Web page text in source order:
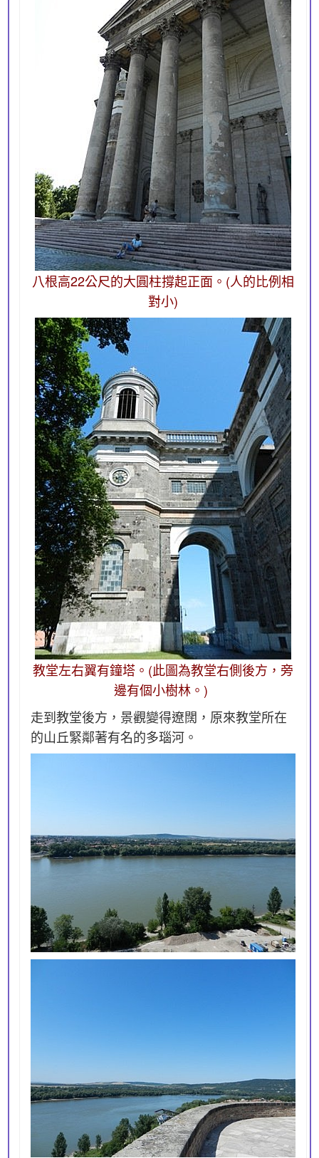
八根高22公尺的大圓柱撐起正面。(人的比例相
對小)
教堂左右翼有鐘塔。(此圖為教堂右側後方，旁
邊有個小樹林。)
走到教堂後方，景觀變得遼闊，原來教堂所在
的山丘緊鄰著有名的多瑙河。